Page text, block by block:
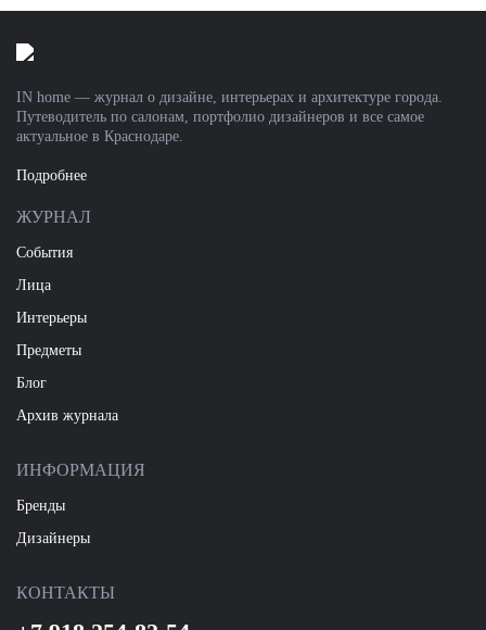
IN home — журнал о дизайне, интерьерах и архитектуре города.
Путеводитель по салонам, портфолио дизайнеров и все самое
актуальное в Краснодаре.
Подробнее
ЖУРНАЛ
События
Лица
Интерьеры
Предметы
Блог
Архив журнала
ИНФОРМАЦИЯ
Бренды
Дизайнеры
КОНТАКТЫ